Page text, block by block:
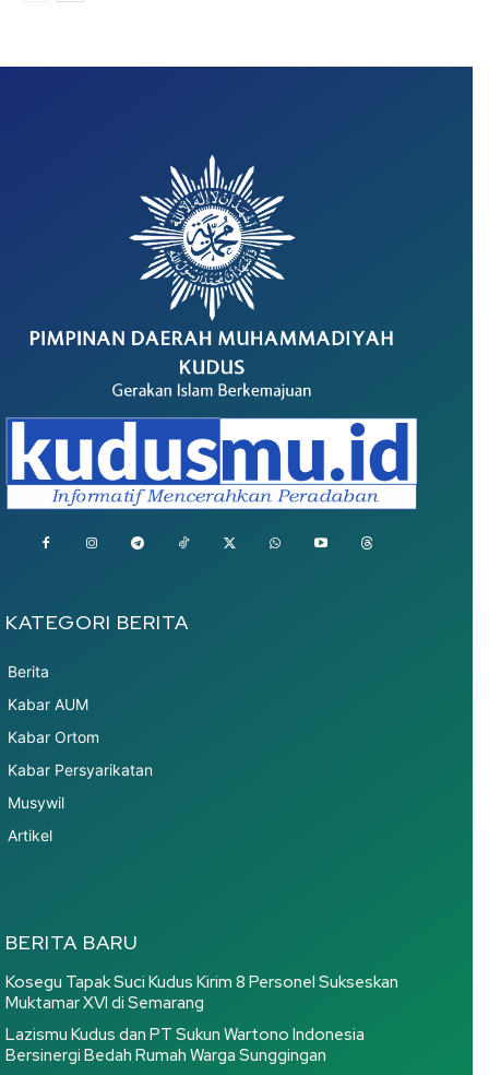
KATEGORI BERITA
Berita
Kabar AUM
Kabar Ortom
Kabar Persyarikatan
Musywil
Artikel
BERITA BARU
Kosegu Tapak Suci Kudus Kirim 8 Personel Sukseskan
Muktamar XVI di Semarang
Lazismu Kudus dan PT Sukun Wartono Indonesia
Bersinergi Bedah Rumah Warga Sunggingan